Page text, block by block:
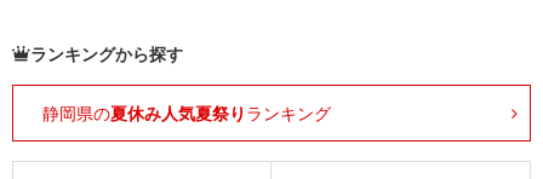
ランキングから探す
静岡県の夏休み人気夏祭り ランキング